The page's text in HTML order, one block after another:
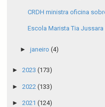
CRDH ministra oficina
Escola Marista Tia
► janeiro (4)
► 2023 (173)
► 2022 (133)
► 2021 (124)